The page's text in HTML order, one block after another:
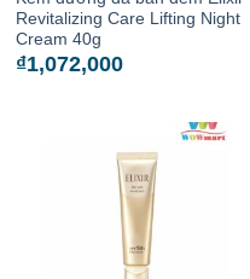
Revitalizing Care Lifting Night
Cream 40g
₫1,072,000